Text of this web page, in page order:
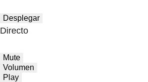
Desplegar
Directo
Mute
Volumen
Play